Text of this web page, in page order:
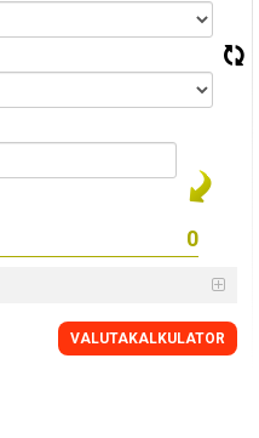
VALUTAKALKULATOR